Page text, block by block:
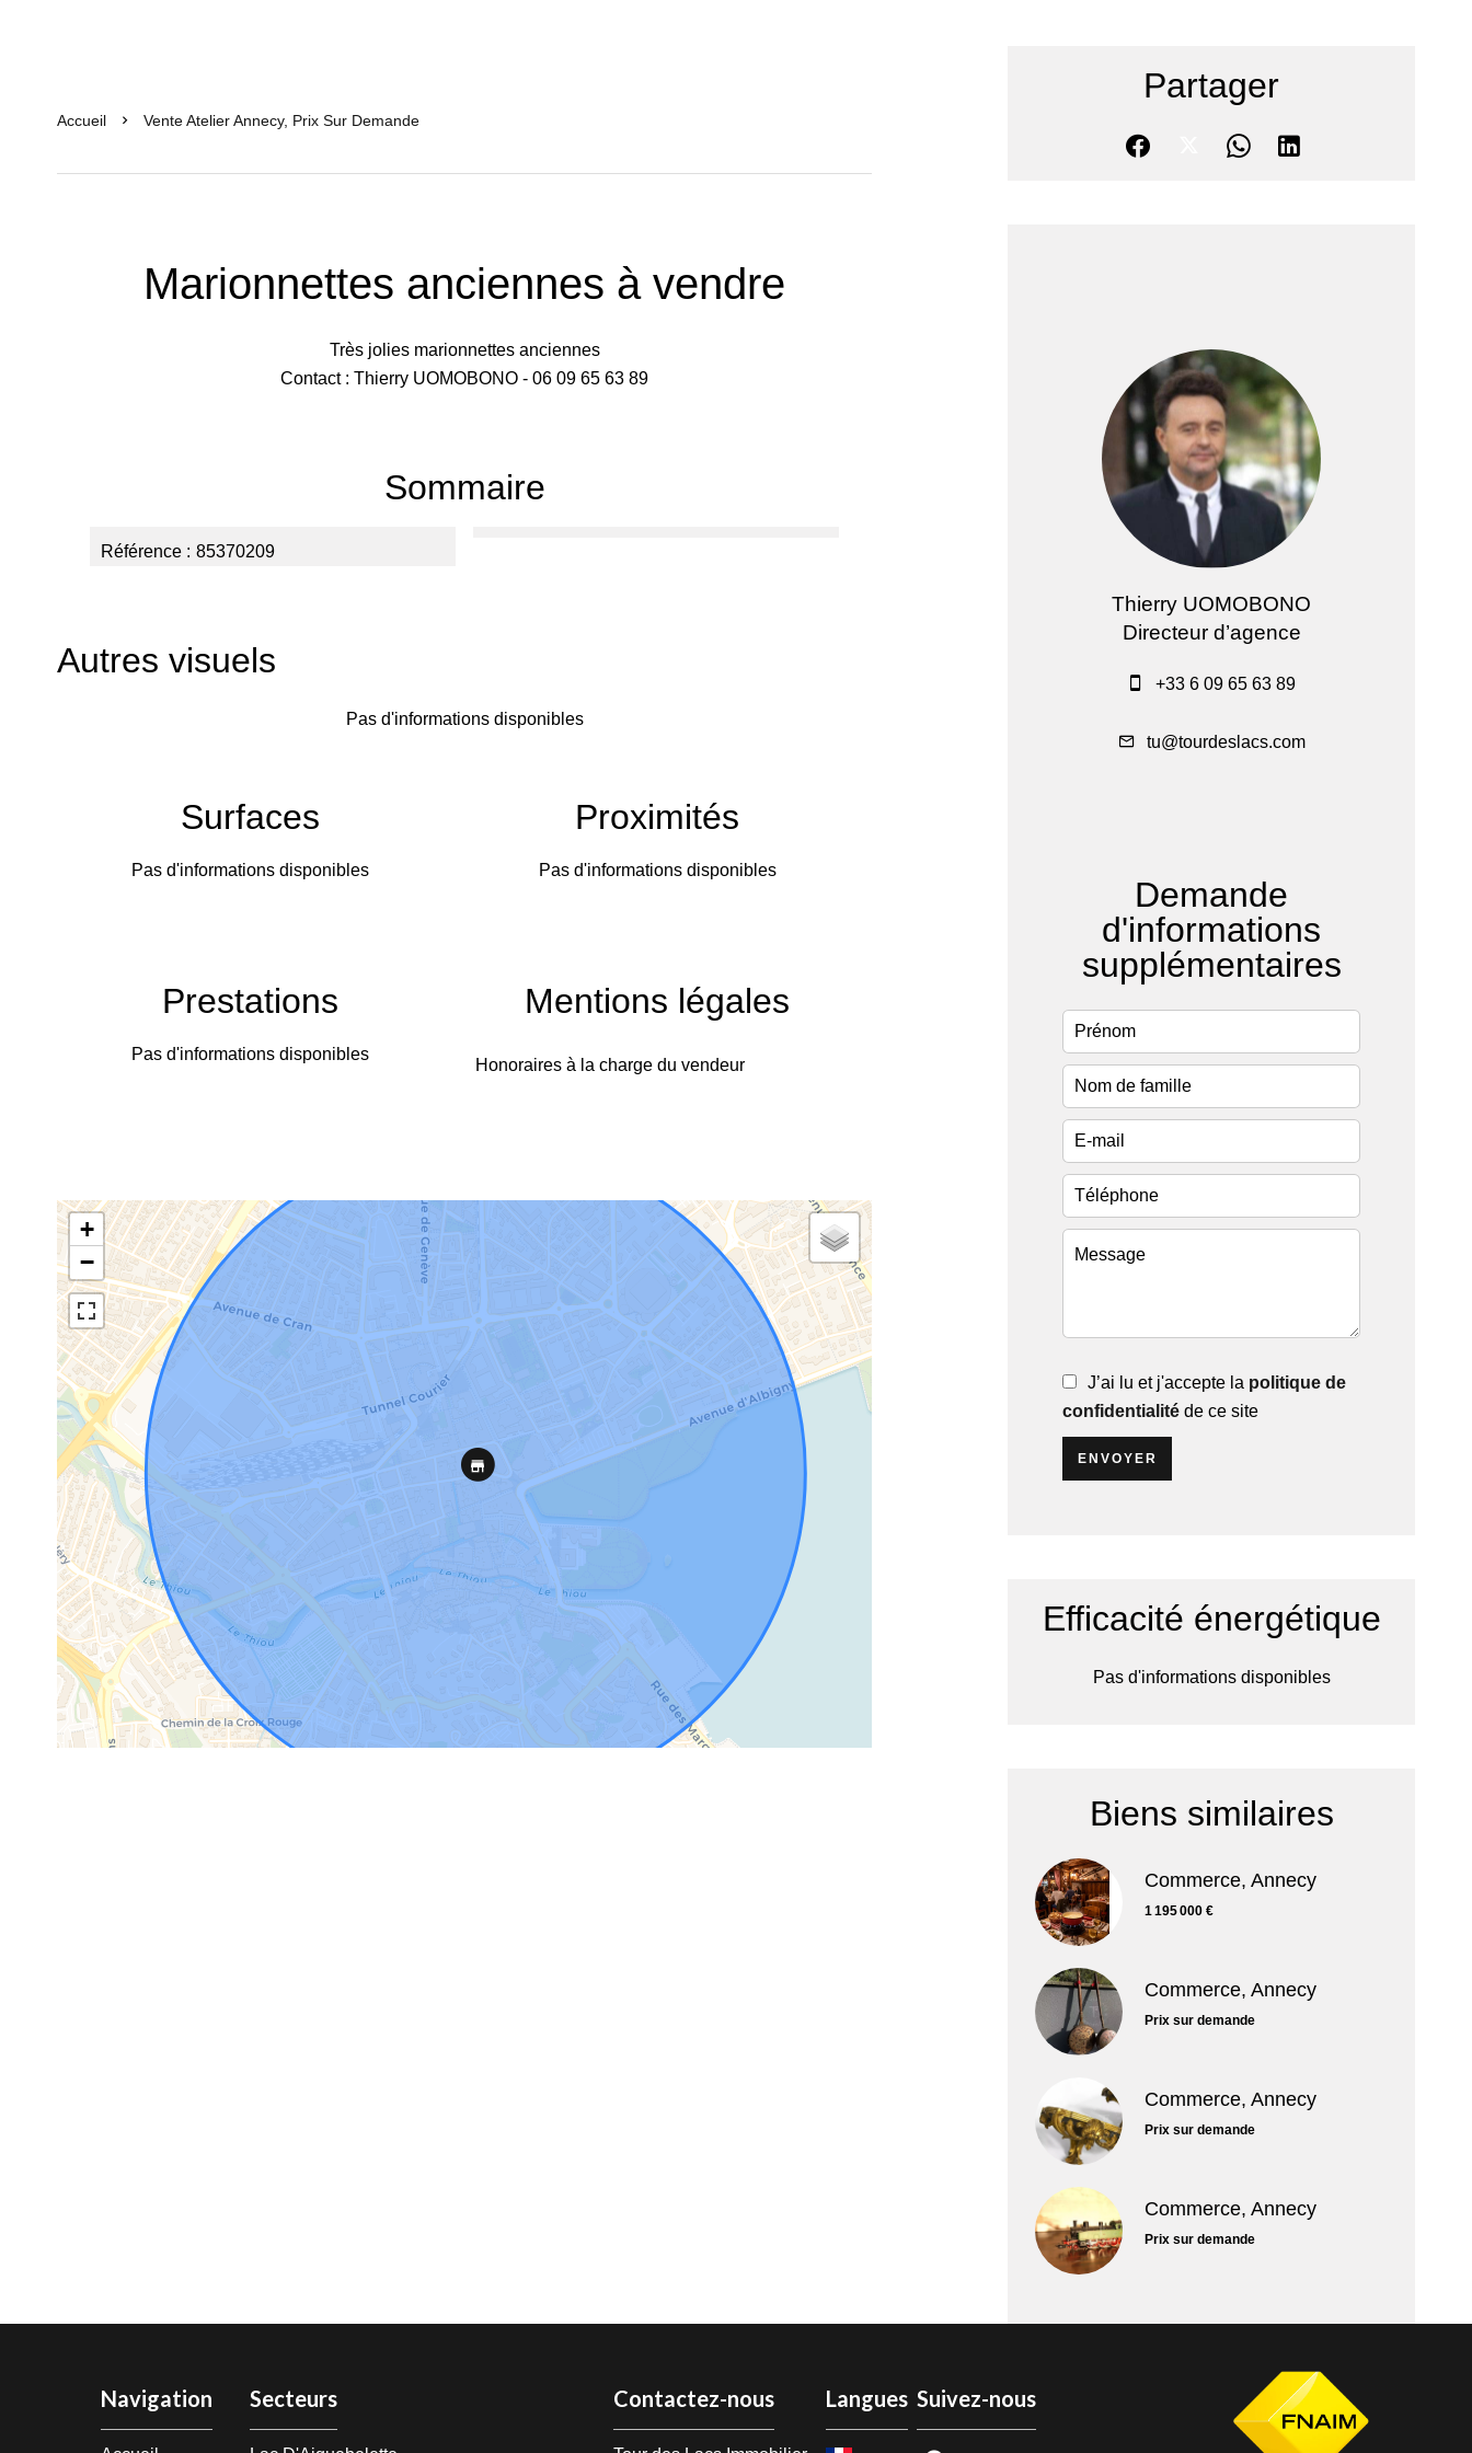
Accueil Vente Atelier Annecy, Prix Sur Demande
Marionnettes anciennes à vendre
Très jolies marionnettes anciennes
Contact : Thierry UOMOBONO - 06 09 65 63 89
Sommaire
Référence 85370209
Autres visuels
Pas d'informations disponibles
Surfaces
Pas d'informations disponibles
Proximités
Pas d'informations disponibles
Prestations
Pas d'informations disponibles
Mentions légales
Honoraires à la charge du vendeur
+
−
Partager
Thierry UOMOBONO
Directeur d’agence
+33 6 09 65 63 89
tu@tourdeslacs.com
Demande
d'informations
supplémentaires
J’ai lu et j'accepte la politique de
confidentialité de ce site
ENVOYER
Efficacité énergétique
Pas d'informations disponibles
Biens similaires
Commerce, Annecy
1 195 000 €
Commerce, Annecy
Prix sur demande
Commerce, Annecy
Prix sur demande
Commerce, Annecy
Prix sur demande
Navigation Secteurs Contactez-nous Langues Suivez-nous